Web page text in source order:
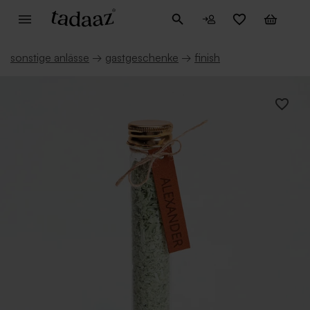
sonstige anlässe → gastgeschenke → finish